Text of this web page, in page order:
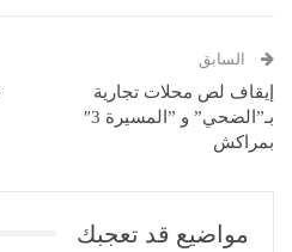
السابق
إيقاف لص محلات تجارية
بـ”الضحي” و ”المسيرة 3″
بمراكش
مواضيع قد تعجبك